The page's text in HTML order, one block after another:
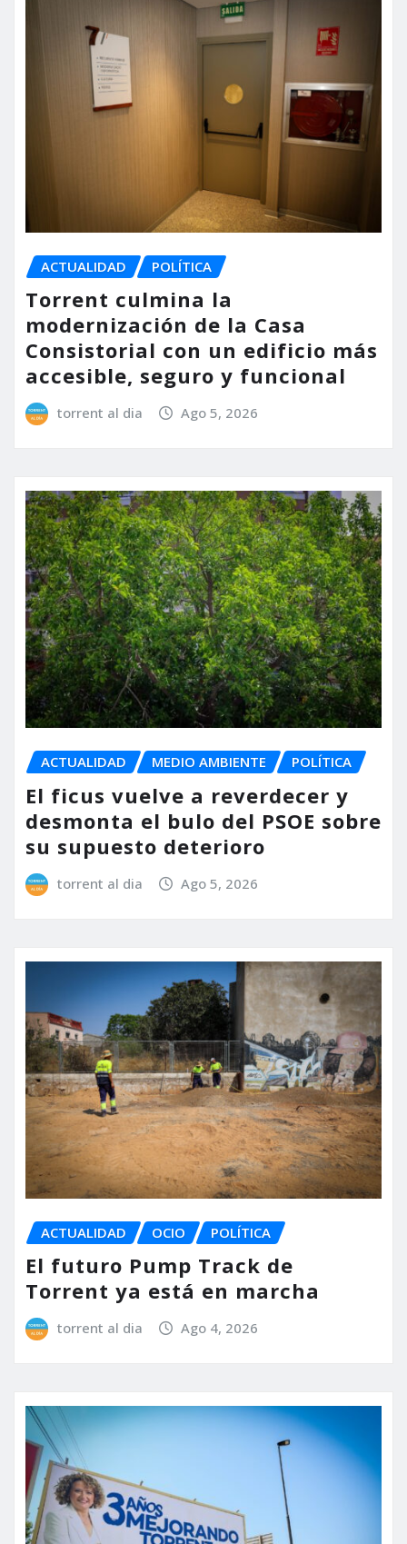
ACTUALIDAD POLÍTICA
Torrent culmina la
modernización de la Casa
Consistorial con un edificio más
accesible, seguro y funcional
torrent al dia Ago 5, 2026
ACTUALIDAD MEDIO AMBIENTE POLÍTICA
El ficus vuelve a reverdecer y
desmonta el bulo del PSOE sobre
su supuesto deterioro
torrent al dia Ago 5, 2026
ACTUALIDAD OCIO POLÍTICA
El futuro Pump Track de
Torrent ya está en marcha
torrent al dia Ago 4, 2026